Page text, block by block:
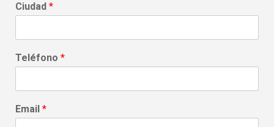
Ciudad *
Teléfono *
Email *